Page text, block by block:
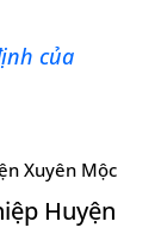
của
Huyện